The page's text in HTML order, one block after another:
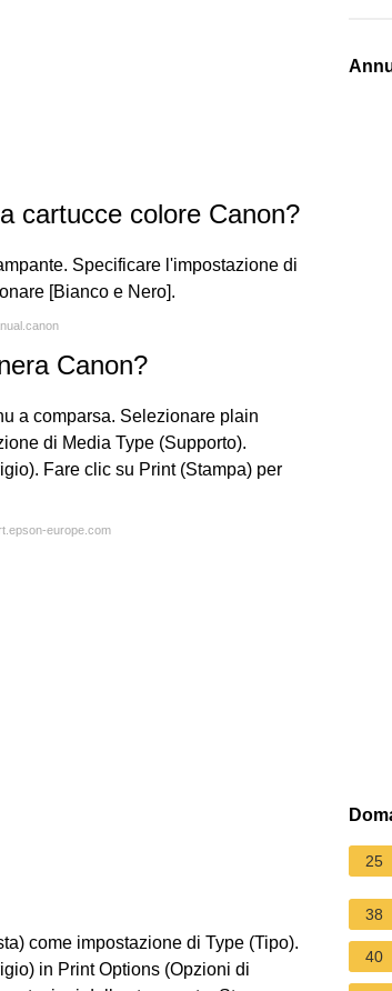
cartucce colore Canon?
Specificare l'impostazione di
[Bianco e Nero].
Canon?
a comparsa. Selezionare plain
di Media Type (Supporto).
Fare clic su Print (Stampa) per
europe.com
come impostazione di Type (Tipo).
in Print Options (Opzioni di
25
38
40